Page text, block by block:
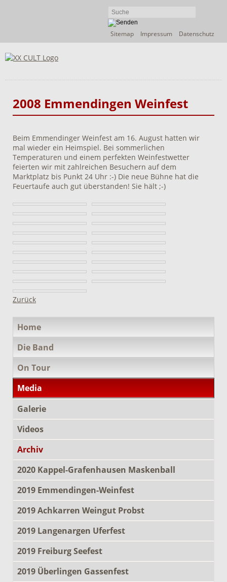
Navigation
Sitemap Impressum Datenschutz
2008 Emmendingen Weinfest
Beim Emmendinger Weinfest am 16. August hatten wir
mal wieder ein Heimspiel. Bei sommerlichen
Temperaturen und einem perfekten Weinfestwetter
feierten wir mit zahlreichen Besuchern auf dem
Marktplatz bis Punkt 24 Uhr :-) Die neue Bühne hat die
Feuertaufe auch gut überstanden! Sie hält ;-)
Zurück
überspringen
Home
Die Band
On Tour
Media
Galerie
Videos
Archiv
2020 Kappel-Grafenhausen Maskenball
2019 Emmendingen-Weinfest
2019 Achkarren Weingut Probst
2019 Langenargen Uferfest
2019 Freiburg Seefest
2019 Überlingen Gassenfest